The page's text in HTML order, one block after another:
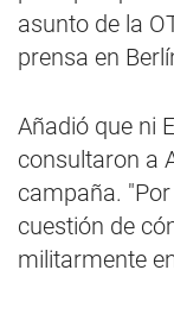
asunto de la
prensa en
Añadió que ni
consultaron a
campaña.
cuestión de
militarmente